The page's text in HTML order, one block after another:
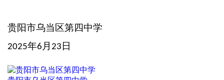
贵阳市乌当区第四中学
2025年6 月 23 日